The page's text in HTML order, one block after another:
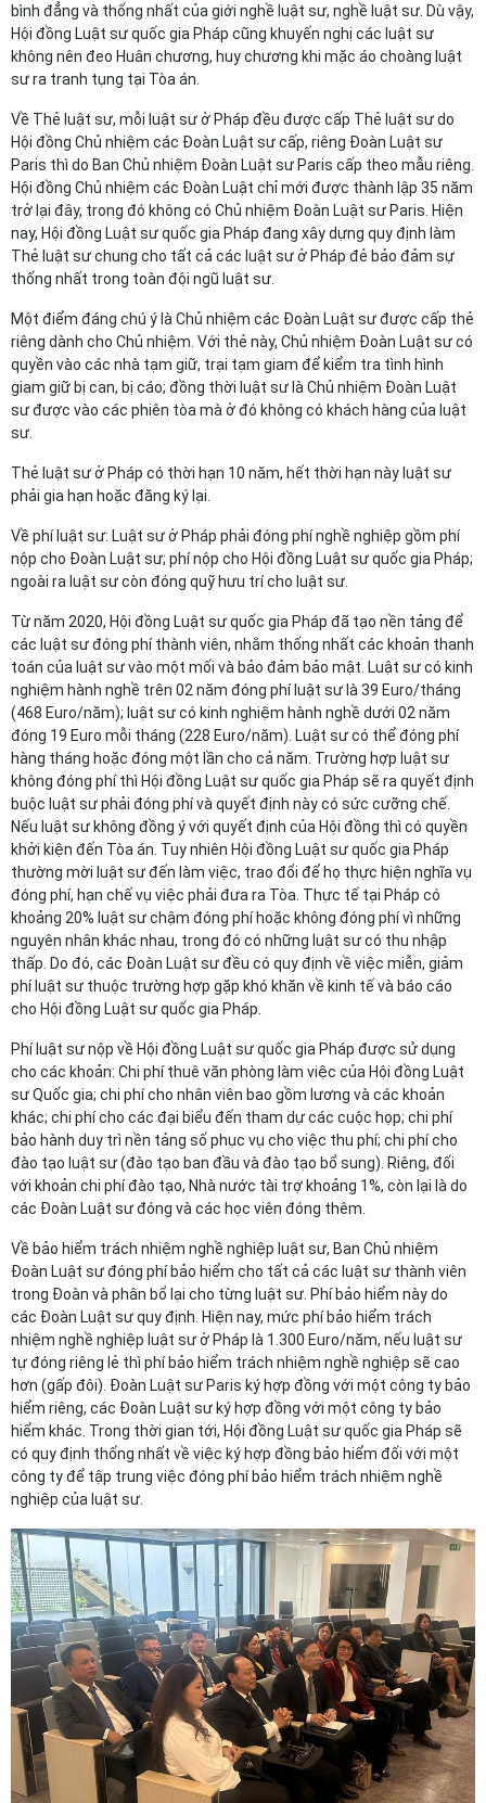
bình đẳng và thống nhất của giới nghề luật sư, nghề luật sư. Dù vậy,
Hội đồng Luật sư quốc gia Pháp cũng khuyến nghị các luật sư
không nên đeo Huân chương, huy chương khi mặc áo choàng luật
sư ra tranh tụng tại Tòa án.
Về Thẻ luật sư, mỗi luật sư ở Pháp đều được cấp Thẻ luật sư do
Hội đồng Chủ nhiệm các Đoàn Luật sư cấp, riêng Đoàn Luật sư
Paris thì do Ban Chủ nhiệm Đoàn Luật sư Paris cấp theo mẫu riêng.
Hội đồng Chủ nhiệm các Đoàn Luật chỉ mới được thành lập 35 năm
trở lại đây, trong đó không có Chủ nhiệm Đoàn Luật sư Paris. Hiện
nay, Hội đồng Luật sư quốc gia Pháp đang xây dựng quy định làm
Thẻ luật sư chung cho tất cả các luật sư ở Pháp đẻ bảo đảm sự
thống nhất trong toàn đội ngũ luật sư.
Một điểm đáng chú ý là Chủ nhiệm các Đoàn Luật sư được cấp thẻ
riêng dành cho Chủ nhiệm. Với thẻ này, Chủ nhiệm Đoàn Luật sư có
quyền vào các nhà tạm giữ, trại tạm giam để kiểm tra tình hình
giam giữ bị can, bị cáo; đồng thời luật sư là Chủ nhiệm Đoàn Luật
sư được vào các phiên tòa mà ở đó không có khách hàng của luật
sư.
Thẻ luật sư ở Pháp có thời hạn 10 năm, hết thời hạn này luật sư
phải gia hạn hoặc đăng ký lại.
Về phí luật sư: Luật sư ở Pháp phải đóng phí nghề nghiệp gồm phí
nộp cho Đoàn Luật sư; phí nộp cho Hội đồng Luật sư quốc gia Pháp;
ngoài ra luật sư còn đóng quỹ hưu trí cho luật sư.
Từ năm 2020, Hội đồng Luật sư quốc gia Pháp đã tạo nền tảng để
các luật sư đóng phí thành viên, nhằm thống nhất các khoản thanh
toán của luật sư vào một mối và bảo đảm bảo mật. Luật sư có kinh
nghiệm hành nghề trên 02 năm đóng phí luật sư là 39 Euro/tháng
(468 Euro/năm); luật sư có kinh nghiệm hành nghề dưới 02 năm
đóng 19 Euro mỗi tháng (228 Euro/năm). Luật sư có thể đóng phí
hàng tháng hoặc đóng một lần cho cả năm. Trường hợp luật sư
không đóng phí thì Hội đồng Luật sư quốc gia Pháp sẽ ra quyết định
buộc luật sư phải đóng phí và quyết định này có sức cưỡng chế.
Nếu luật sư không đồng ý với quyết định của Hội đồng thì có quyền
khởi kiện đến Tòa án. Tuy nhiên Hội đồng Luật sư quốc gia Pháp
thường mời luật sư đến làm việc, trao đổi để họ thực hiện nghĩa vụ
đóng phí, hạn chế vụ việc phải đưa ra Tòa. Thực tế tại Pháp có
khoảng 20% luật sư chậm đóng phí hoặc không đóng phí vì những
nguyên nhân khác nhau, trong đó có những luật sư có thu nhập
thấp. Do đó, các Đoàn Luật sư đều có quy định về việc miễn, giảm
phí luật sư thuộc trường hợp gặp khó khăn về kinh tế và báo cáo
cho Hội đồng Luật sư quốc gia Pháp.
Phí luật sư nộp về Hội đồng Luật sư quốc gia Pháp được sử dụng
cho các khoản: Chi phí thuê văn phòng làm việc của Hội đồng Luật
sư Quốc gia; chi phí cho nhân viên bao gồm lương và các khoản
khác; chi phí cho các đại biểu đến tham dự các cuộc họp; chi phí
bảo hành duy trì nền tảng số phục vụ cho việc thu phí; chi phí cho
đào tạo luật sư (đào tạo ban đầu và đào tạo bổ sung). Riêng, đối
với khoản chi phí đào tạo, Nhà nước tài trợ khoảng 1%, còn lại là do
các Đoàn Luật sư đóng và các học viên đóng thêm.
Về bảo hiểm trách nhiệm nghề nghiệp luật sư, Ban Chủ nhiệm
Đoàn Luật sư đóng phí bảo hiểm cho tất cả các luật sư thành viên
trong Đoàn và phân bổ lại cho từng luật sư. Phí bảo hiểm này do
các Đoàn Luật sư quy định. Hiện nay, mức phí bảo hiểm trách
nhiệm nghề nghiệp luật sư ở Pháp là 1.300 Euro/năm, nếu luật sư
tự đóng riêng lẻ thì phí bảo hiểm trách nhiệm nghề nghiệp sẽ cao
hơn (gấp đôi). Đoàn Luật sư Paris ký hợp đồng với một công ty bảo
hiểm riêng, các Đoàn Luật sư ký hợp đồng với một công ty bảo
hiểm khác. Trong thời gian tới, Hội đồng Luật sư quốc gia Pháp sẽ
có quy định thống nhất về việc ký hợp đồng bảo hiểm đối với một
công ty để tập trung việc đóng phí bảo hiểm trách nhiệm nghề
nghiệp của luật sư.